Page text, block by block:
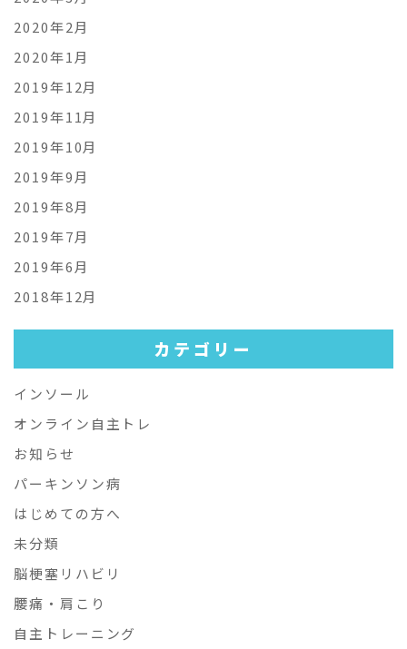
2020年2月
2020年1月
2019年12月
2019年11月
2019年10月
2019年9月
2019年8月
2019年7月
2019年6月
2018年12月
カテゴリー
インソール
オンライン自主トレ
お知らせ
パーキンソン病
はじめての方へ
未分類
脳梗塞リハビリ
腰痛・肩こり
自主トレーニング